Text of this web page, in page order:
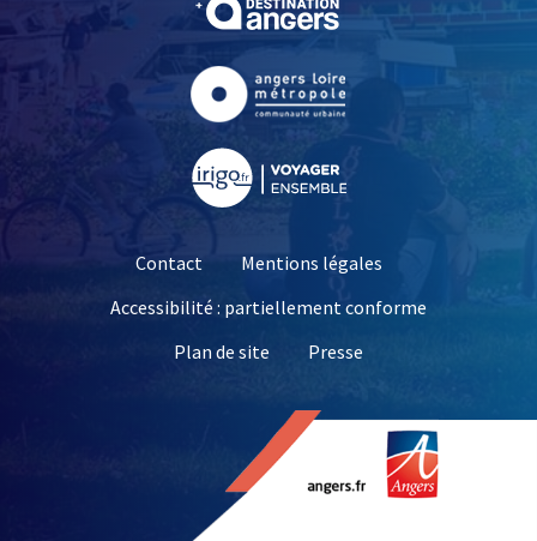
, Ouvre une nouvelle
Contact
Mentions légales
Accessibilité : partiellement conforme
Plan de site
Presse